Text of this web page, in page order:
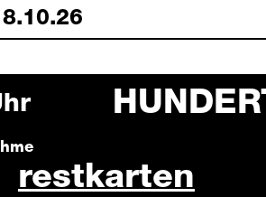
8 October 2026
restkarten
hundert 08.